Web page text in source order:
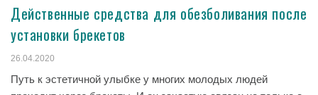
Действенные средства для обезболивания после
установки брекетов
26.04.2020
Путь к эстетичной улыбке у многих молодых людей